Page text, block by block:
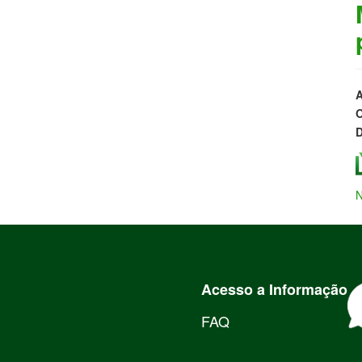
Acesso a Informação
FAQ